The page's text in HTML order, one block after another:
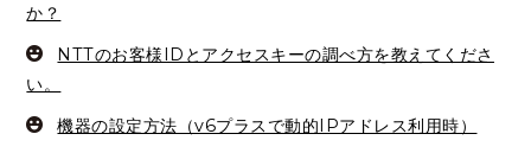
か？
NTTのお客様IDとアクセスキーの調べ方を教えてくださ
い。
機器の設定方法（v6プラスで動的IPアドレス利用時）